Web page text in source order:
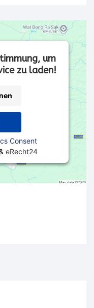
um
zu laden!
Consent
eRecht24